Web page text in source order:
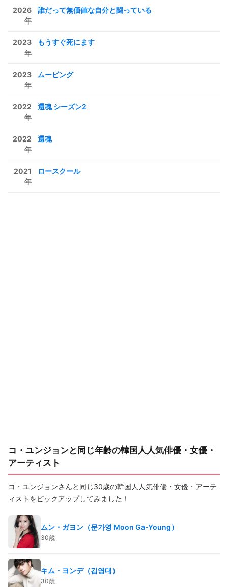
2026
年
誰だって無価値な自分と闘っている
2023
年
もうすぐ死にます
2023
年
ムービング
2022
年
還魂 シーズン2
2022
年
還魂
2021
年
ロースクール
コ・ユンジョンと同じ年齢の韓国人人気俳優・女優・
アーティスト
コ・ユンジョンさんと同じ30歳の韓国人人気俳優・女優・アーテ
ィストをピックアップしてみました！
ムン・ガヨン（문가영 Moon Ga-Young）
30歳
キム・ヨンデ（김영대）
30歳